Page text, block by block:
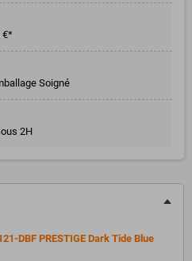
€*
Soigné
2H
DBF PRESTIGE Dark Tide Blue